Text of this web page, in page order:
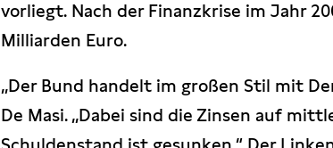
vorliegt. Nach der Finanzkrise im Jahr
Milliarden Euro.
„Der Bund handelt im großen Stil mit
De Masi. „Dabei sind die Zinsen auf